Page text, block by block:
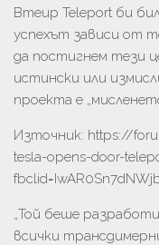
Bmeup Teleport би
успехът зависи от
да постигнем тези
истински или
проекта е
Източник: https://
tesla-opens-door-
„Той беше
всички